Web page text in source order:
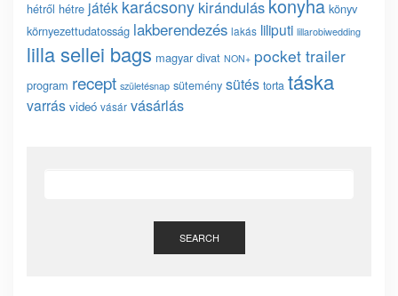
hétről hétre játék karácsony kirándulás konyha könyv
környezettudatosság lakberendezés lakás liliputi lillarobiwedding
lilla sellei bags magyar divat NON+ pocket trailer
program recept születésnap sütemény sütés torta táska
varrás videó vásár vásárlás
SEARCH